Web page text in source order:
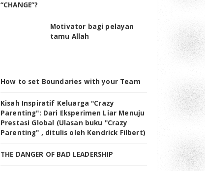
“CHANGE”?
Motivator bagi pelayan
tamu Allah
How to set Boundaries with your Team
Kisah Inspiratif Keluarga "Crazy
Parenting": Dari Eksperimen Liar Menuju
Prestasi Global (Ulasan buku "Crazy
Parenting" , ditulis oleh Kendrick Filbert)
THE DANGER OF BAD LEADERSHIP